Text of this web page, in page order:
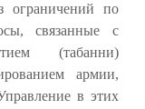
ограничений по
связанные с
(табанни)
армии,
в этих